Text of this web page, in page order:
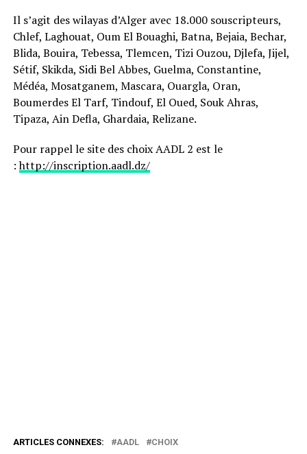
Il s’agit des wilayas d’Alger avec 18.000 souscripteurs,
Chlef, Laghouat, Oum El Bouaghi, Batna, Bejaia, Bechar,
Blida, Bouira, Tebessa, Tlemcen, Tizi Ouzou, Djlefa, Jijel,
Sétif, Skikda, Sidi Bel Abbes, Guelma, Constantine,
Médéa, Mosatganem, Mascara, Ouargla, Oran,
Boumerdes El Tarf, Tindouf, El Oued, Souk Ahras,
Tipaza, Ain Defla, Ghardaia, Relizane.
Pour rappel le site des choix AADL 2 est le
:http://inscription.aadl.dz/
ARTICLES CONNEXES: AADL CHOIX